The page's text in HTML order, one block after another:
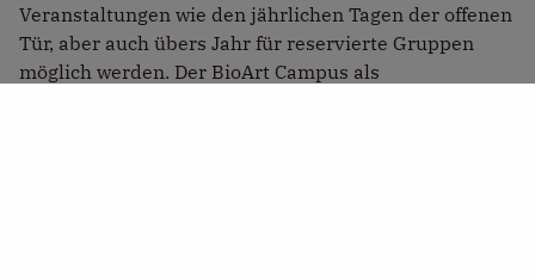
Veranstaltungen wie den jährlichen Tagen der offenen
Tür, aber auch übers Jahr für reservierte Gruppen
möglich werden. Der BioArt Campus als